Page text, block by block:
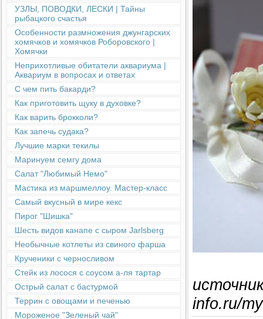
УЗЛЫ, ПОВОДКИ, ЛЕСКИ | Тайны
рыбацкого счастья
Особенности размножения джунгарских
хомячков и хомячков Роборовского |
Хомячки
Неприхотливые обитатели аквариума |
Аквариум в вопросах и ответах
С чем пить бакарди?
Как приготовить щуку в духовке?
Как варить брокколи?
Как запечь судака?
Лучшие марки текилы
Маринуем семгу дома
Салат "Любимый Немо"
Мастика из маршмеллоу. Мастер-класс
Самый вкусный в мире кекс
Пирог "Шишка"
Шесть видов канапе с сыром Jarlsberg
Необычные котлеты из свиного фарша
Крученики с черносливом
Стейк из лосося с соусом а-ля тартар
Острый салат с бастурмой
Террин с овощами и печенью
Мороженое "Зеленый чай"
info.ru/